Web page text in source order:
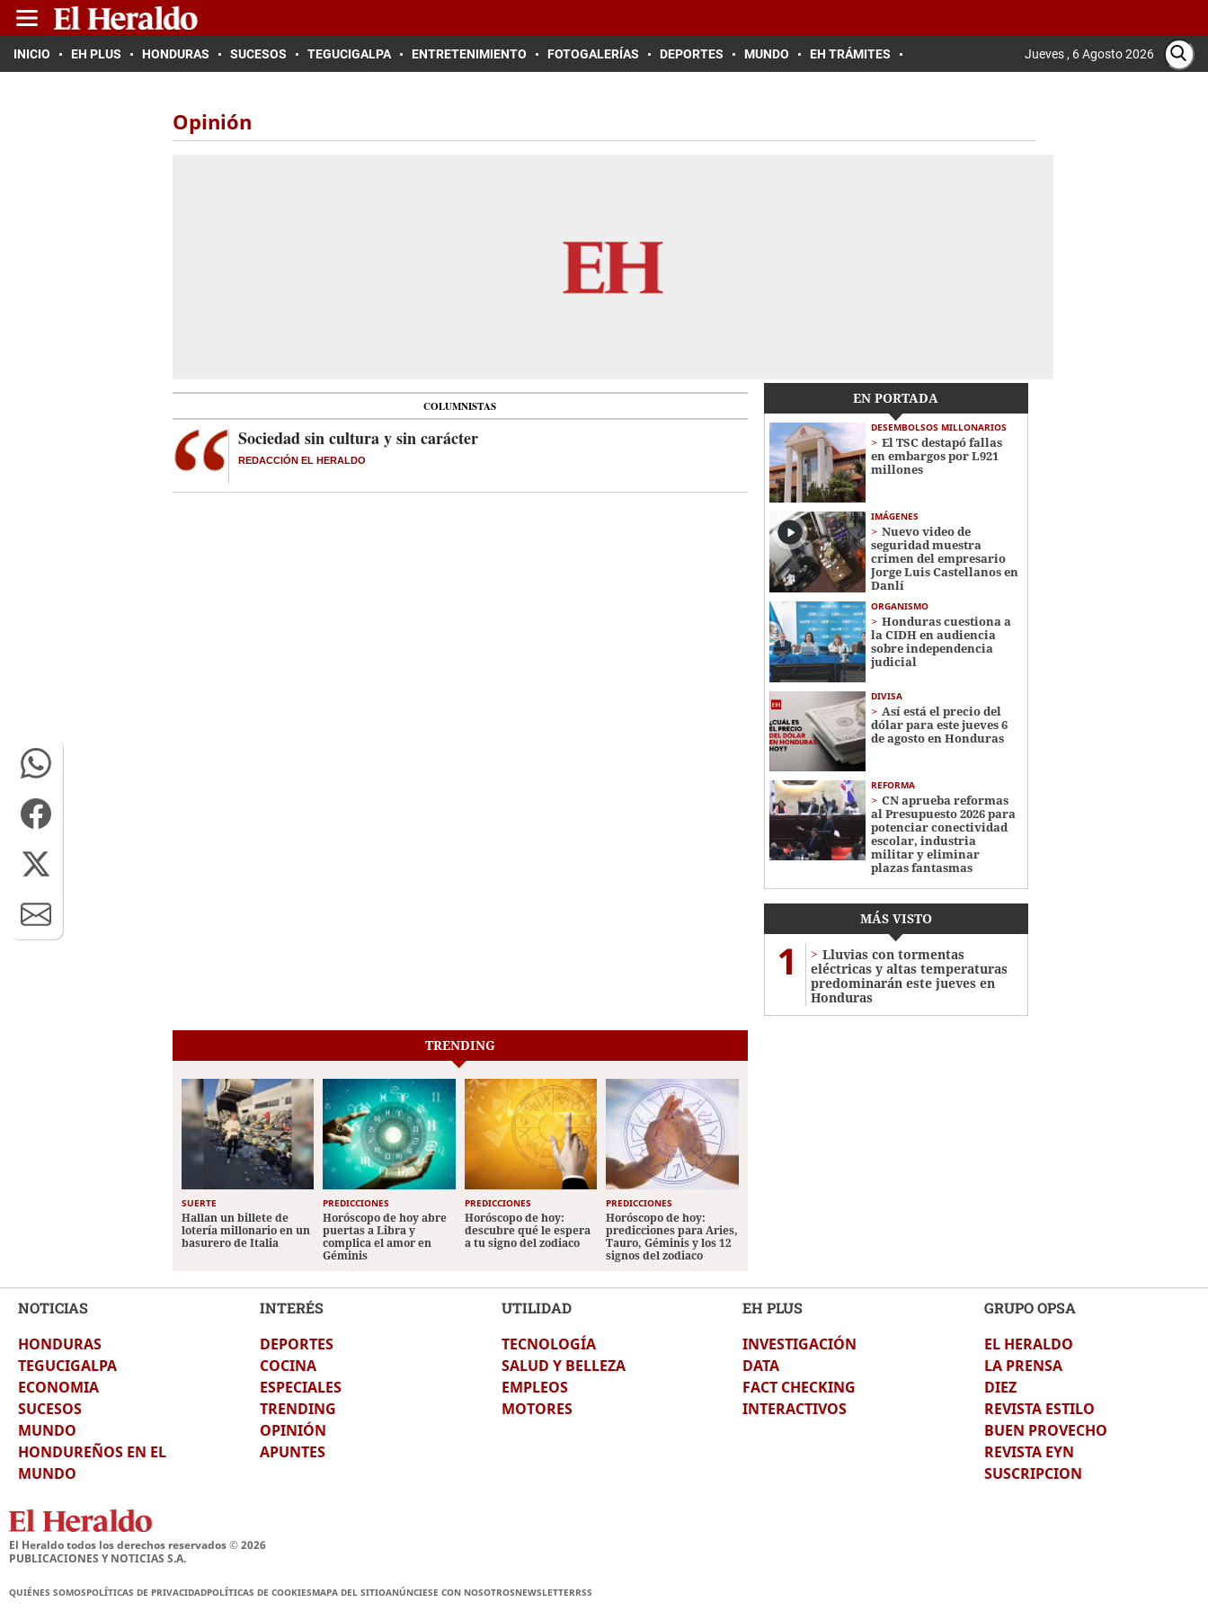
INICIO EH PLUS HONDURAS SUCESOS TEGUCIGALPA ENTRETENIMIENTO FOTOGALERÍAS DEPORTES MUNDO EH TRÁMITES Jueves , 6 Agosto 2026
Opinión
COLUMNISTAS
Sociedad sin cultura y sin carácter
REDACCIÓN EL HERALDO
EN PORTADA
DESEMBOLSOS MILLONARIOS
El TSC destapó fallas
en embargos por L921
millones
IMÁGENES
Nuevo video de
seguridad muestra
crimen del empresario
Jorge Luis Castellanos en
Danlí
ORGANISMO
Honduras cuestiona a
la CIDH en audiencia
sobre independencia
judicial
DIVISA
Así está el precio del
dólar para este jueves 6
de agosto en Honduras
REFORMA
CN aprueba reformas
al Presupuesto 2026 para
potenciar conectividad
escolar, industria
militar y eliminar
plazas fantasmas
MÁS VISTO
1
Lluvias con tormentas
eléctricas y altas temperaturas
predominarán este jueves en
Honduras
TRENDING
SUERTE
Hallan un billete de
lotería millonario en un
basurero de Italia
PREDICCIONES
Horóscopo de hoy abre
puertas a Libra y
complica el amor en
Géminis
PREDICCIONES
Horóscopo de hoy:
descubre qué le espera
a tu signo del zodiaco
PREDICCIONES
Horóscopo de hoy:
predicciones para Aries,
Tauro, Géminis y los 12
signos del zodiaco
NOTICIAS
HONDURAS
TEGUCIGALPA
ECONOMIA
SUCESOS
MUNDO
HONDUREÑOS EN EL
MUNDO
INTERÉS
DEPORTES
COCINA
ESPECIALES
TRENDING
OPINIÓN
APUNTES
UTILIDAD
TECNOLOGÍA
SALUD Y BELLEZA
EMPLEOS
MOTORES
EH PLUS
INVESTIGACIÓN
DATA
FACT CHECKING
INTERACTIVOS
GRUPO OPSA
EL HERALDO
LA PRENSA
DIEZ
REVISTA ESTILO
BUEN PROVECHO
REVISTA EYN
SUSCRIPCION
El Heraldo todos los derechos reservados ©2026
PUBLICACIONES Y NOTICIAS S.A.
QUIÉNES SOMOSPOLÍTICAS DE PRIVACIDADPOLÍTICAS DE COOKIESMAPA DEL SITIOANÚNCIESE CON NOSOTROSNEWSLETTERRSS